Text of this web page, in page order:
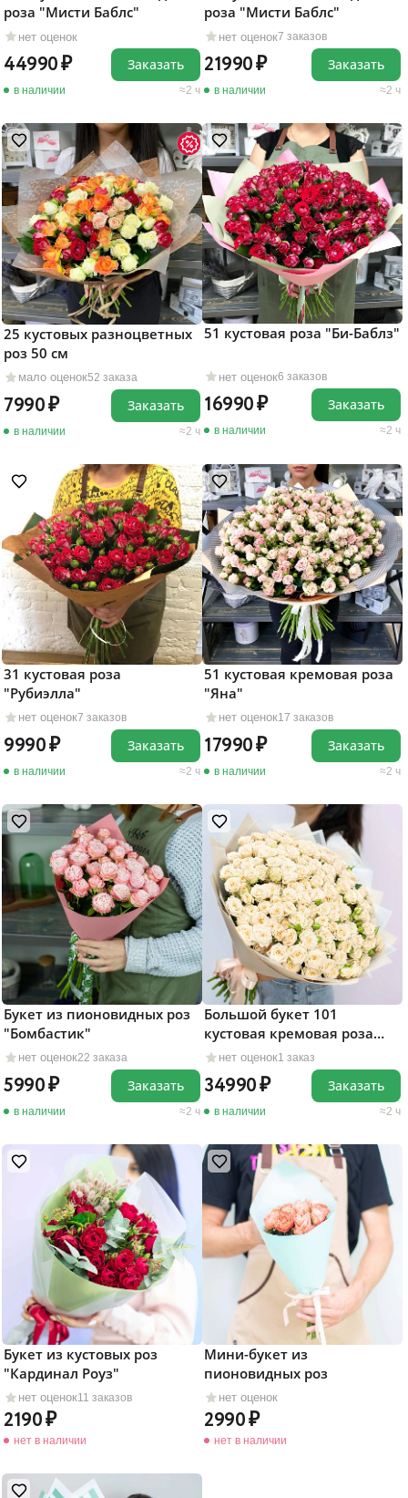
нет оценок
роза "Мисти Баблс"
44990
в наличии 2 ч
Заказать
нет оценок7 заказов
роза "Мисти Баблс"
21990
в наличии 2 ч
Заказать
мало оценок52 заказа
25 кустовых разноцветных
роз 50 см
7990
в наличии 2 ч
Заказать
нет оценок6 заказов
51 кустовая роза "Би-Баблз"
16990
в наличии 2 ч
Заказать
нет оценок7 заказов
31 кустовая роза
"Рубиэлла"
9990
в наличии 2 ч
Заказать
нет оценок17 заказов
51 кустовая кремовая роза
"Яна"
17990
в наличии 2 ч
Заказать
нет оценок22 заказа
Букет из пионовидных роз
"Бомбастик"
5990
в наличии 2 ч
Заказать
нет оценок1 заказ
Большой букет 101
кустовая кремовая роза
"Яна"
34990
в наличии 2 ч
Заказать
нет оценок11 заказов
Букет из кустовых роз
"Кардинал Роуз"
2190
нет в наличии
нет оценок
Мини-букет из
пионовидных роз
2990
нет в наличии